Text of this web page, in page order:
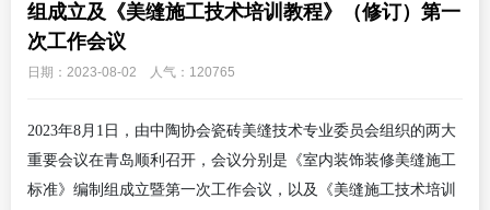
组成立及《美缝施工技术培训教程》（修订）第一
次工作会议
日期：2023-08-02 人气：120765
2023年8月1日，由中陶协会瓷砖美缝技术专业委员会组织的两大
重要会议在青岛顺利召开，会议分别是《室内装饰装修美缝施工
标准》编制组成立暨第一次工作会议，以及《美缝施工技术培训